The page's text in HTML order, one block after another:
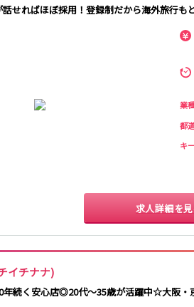
話せればほぼ採用！登録制だから海外旅行
業
都
キ
求人詳細を見
イチナナ)
続く安心店◎20代～35歳が活躍中☆大阪・